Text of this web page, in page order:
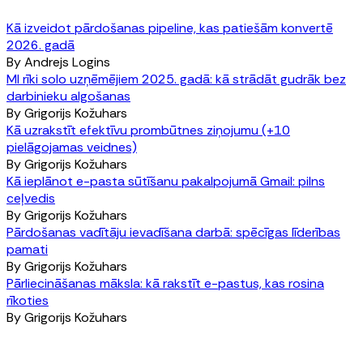
Kā izveidot pārdošanas pipeline, kas patiešām konvertē
2026. gadā
ByAndrejs Logins
MI rīki solo uzņēmējiem 2025. gadā: kā strādāt gudrāk bez
darbinieku algošanas
ByGrigorijs Kožuhars
Kā uzrakstīt efektīvu prombūtnes ziņojumu (+10
pielāgojamas veidnes)
ByGrigorijs Kožuhars
Kā ieplānot e-pasta sūtīšanu pakalpojumā Gmail: pilns
ceļvedis
ByGrigorijs Kožuhars
Pārdošanas vadītāju ievadīšana darbā: spēcīgas līderības
pamati
ByGrigorijs Kožuhars
Pārliecināšanas māksla: kā rakstīt e-pastus, kas rosina
rīkoties
ByGrigorijs Kožuhars